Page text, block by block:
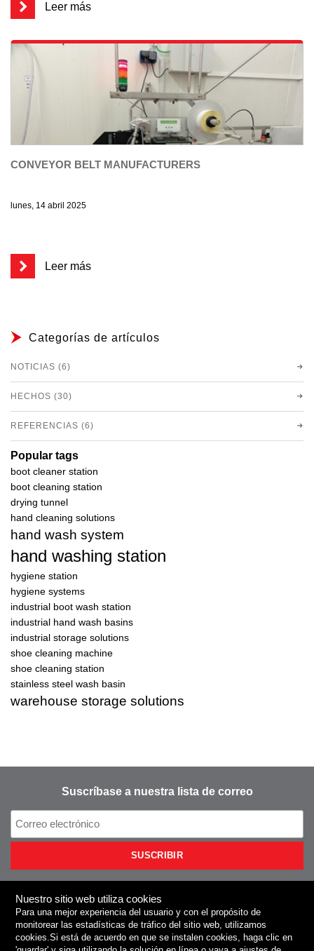
Leer más
CONVEYOR BELT MANUFACTURERS
lunes, 14 abril 2025
Leer más
Categorías de artículos
NOTICIAS (6)
HECHOS (30)
REFERENCIAS (6)
Popular tags
boot cleaner station
boot cleaning station
drying tunnel
hand cleaning solutions
hand wash system
hand washing station
hygiene station
hygiene systems
industrial boot wash station
industrial hand wash basins
industrial storage solutions
shoe cleaning machine
shoe cleaning station
stainless steel wash basin
warehouse storage solutions
Suscríbase a nuestra lista de correo
NIEROS
Nuestro sitio web utiliza cookies
Para una mejor experiencia del usuario y con el propósito de
monitorear las estadísticas de tráfico del sitio web, utilizamos
cookies.Si está de acuerdo en que se instalen cookies, haga clic en